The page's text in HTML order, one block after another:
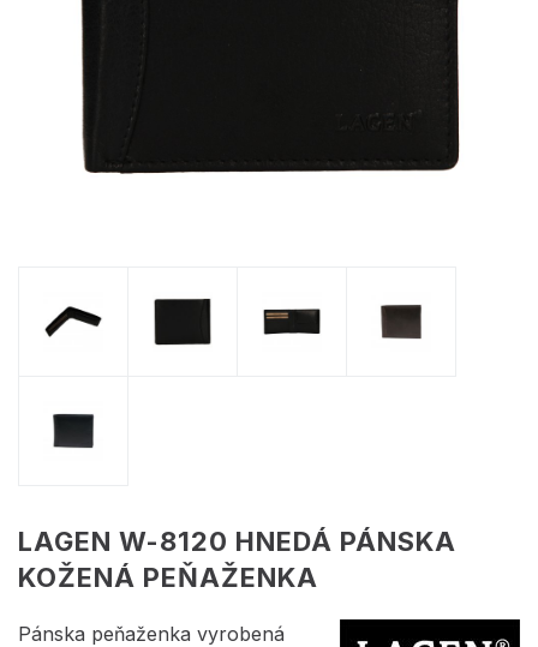
LAGEN W-8120 HNEDÁ PÁNSKA
KOŽENÁ PEŇAŽENKA
Pánska peňaženka vyrobená